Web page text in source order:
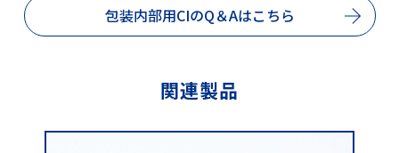
包装内部用CIのQ＆Aはこちら
関連製品